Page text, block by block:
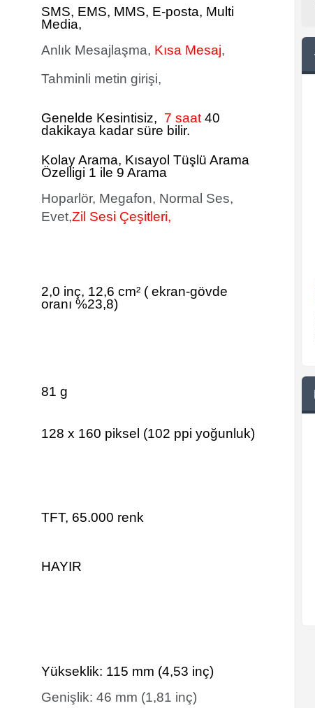
SMS, EMS, MMS, E-posta, Multi
Media,
Anlık Mesajlaşma, Kısa Mesaj,
Tahminli metin girişi,
Genelde Kesintisiz, 7 saat 40
dakikaya kadar süre bilir.
Kolay Arama, Kısayol Tüşlü Arama
Özelligi 1 ile 9 Arama
Hoparlör, Megafon, Normal Ses,
Evet,Zil Sesi Çeşitleri,
2,0 inç, 12,6 cm² ( ekran-gövde
oranı %23,8)
81 g
128 x 160 piksel (102 ppi yoğunluk)
TFT, 65.000 renk
HAYIR
Yükseklik: 115 mm (4,53 inç)
Genişlik: 46 mm (1,81 inç)